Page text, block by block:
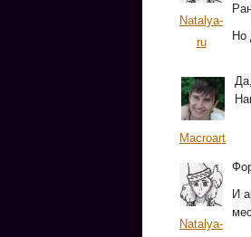
Natalya-
ru
Но
Macroart
Natalya-
И